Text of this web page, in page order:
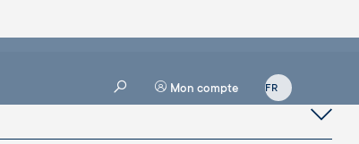
Mon compte